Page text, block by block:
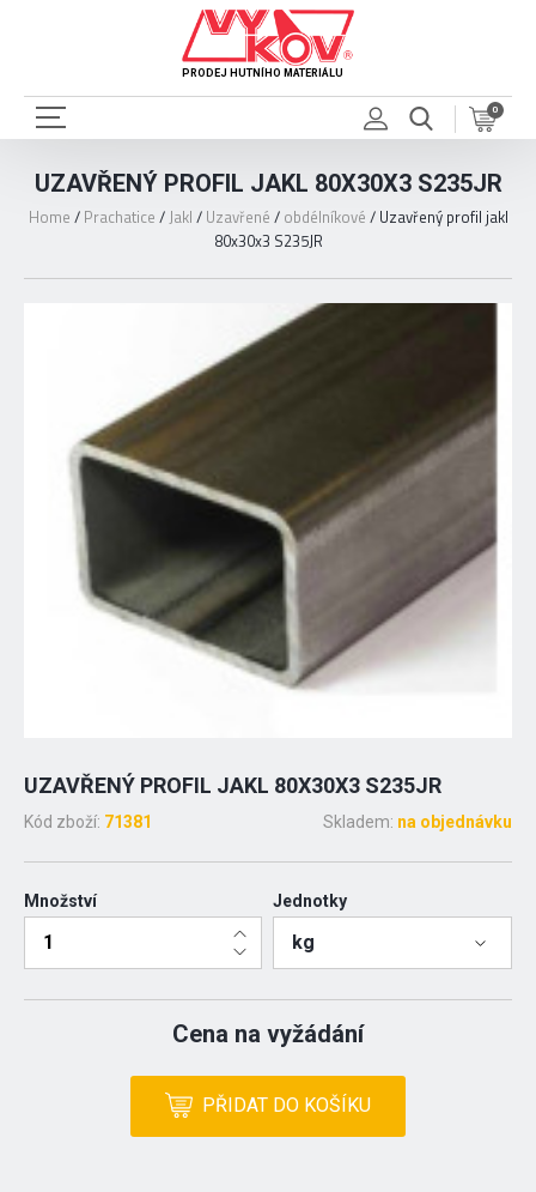
PRODEJ HUTNÍHO MATERIÁLU
0
UZAVŘENÝ PROFIL JAKL 80X30X3 S235JR
Home / Prachatice /Jakl / Uzavřené / obdélníkové / Uzavřený profil jakl
80x30x3 S235JR
UZAVŘENÝ PROFIL JAKL 80X30X3 S235JR
Kód zboží: 71381 Skladem: na objednávku
Množství Jednotky
kg
Cena na vyžádání
PŘIDAT DO KOŠÍKU